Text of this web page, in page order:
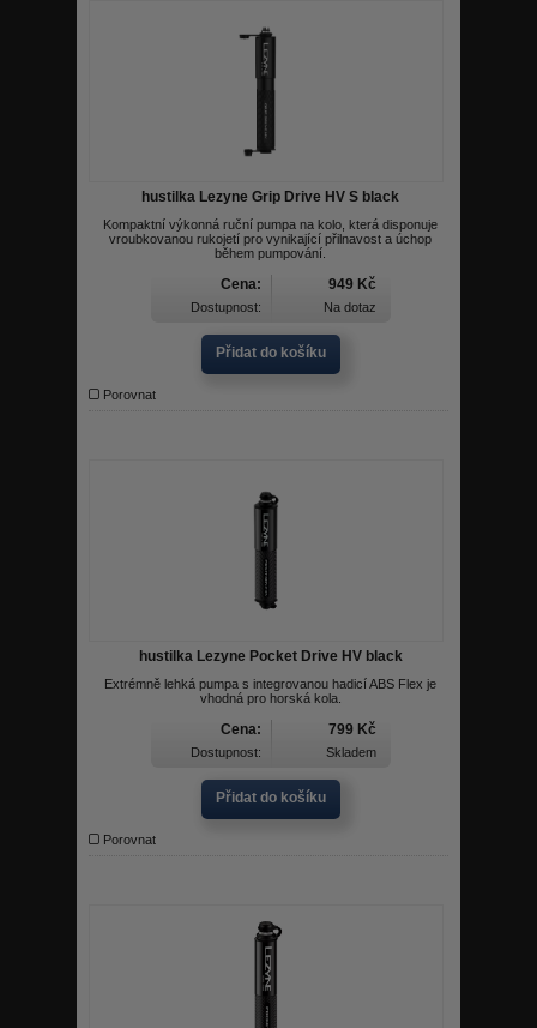
hustilka Lezyne Grip Drive HV S black
Kompaktní výkonná ruční pumpa na kolo, která disponuje
vroubkovanou rukojetí pro vynikající přilnavost a úchop
během pumpování.
Cena: 949 Kč
Dostupnost: Na dotaz
Přidat do košíku
Porovnat
hustilka Lezyne Pocket Drive HV black
Extrémně lehká pumpa s integrovanou hadicí ABS Flex je
vhodná pro horská kola.
Cena: 799 Kč
Dostupnost: Skladem
Přidat do košíku
Porovnat